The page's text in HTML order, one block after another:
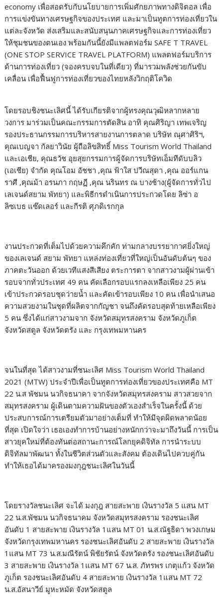
economy เพื่อสอดรับกับนโยบายการเพิ่มศักยภาพทางดิจิตอล เพื่อ
การแข่งขันทางเศรษฐกิจของประเทศ และมาเป็นทูตการท่องเที่ยวใน
แต่ละจังหวัด ส่งเสริมและสนับสนุนภาคเศรษฐกิจและการท่องเที่ยว
ให้ชุมชนของตนเอง พร้อมกันนี้ยังมีแพลตฟอร์ม SAFE T TRAVEL
(ONE STOP SERVICE TRAVEL PLATFORM) แพลตฟอร์มบริการ
ด้านการท่องเที่ยว (จองครบจบในที่เดียว) ที่มารวมพลังช่วยกันขับ
เคลื่อน เพื่อฟื้นฟูการท่องเที่ยวของไทยหลังวิกฤติโควิด
โดยรอบชิงชนะเลิศนี้ ได้รับเกียรติจากผู้ทรงคุณวุฒิหลากหลาย
วงการ มาร่วมเป็นคณะกรรมการตัดสิน อาทิ คุณศิริญา เทพเจริญ
รองประธานกรรมการบริหารสายงานการตลาด บริษัท ณุศาศิริฯ,
คุณเบญจา กัลยาวินัย ผู้ถือลิขสิทธิ์ Miss Tourism World Thailand
และเอเชีย, คุณธวัช อุยสุยกรรมการผู้จัดการบริษัทเอ็มทีดับบลิว
(เอเชีย) จำกัด คุณโอม อัชชา ,คุณ ฟ้าใส ปวีณสุดา ,คุณ ออร์แกน
ราศี ,คุณม้า อรนภา กฤษฏี ,คุณ นรินทร ณ บางช้าง(ผู้จัดการทั่วไป
เลเจนด์สยาม พัทยา) และพิธีกรดำเนินการประกวดโดย ลิซ่า อ
ลิซเบธ แซ๊ดเลอร์ และกีรติ ศุภดิเรกกุล
งานประกวดที่เต็มไปด้วยความคึกคัก ท่ามกลางบรรยากาศยิ่งใหญ่
ของเลเจนด์ สยาม พัทยา แหล่งท่องเที่ยวที่ใหญ่เป็นอันดับต้นๆ ของ
ภาคตะวันออก ด้วยเวทีแสงสีเสียง ตระการตา จากสาวงามผู้ผ่านเข้า
รอบจากทั่วประเทศ 49 คน คัดเลือกรอบแรกลงเหลือเพียง 25 คน
เข้าประกวดรอบชุดว่ายน้ำ และคัดเข้ารอบเพียง 10 คน เพื่อนำเสนอ
ความสวยงามในชุดที่ผลิตจากกัญชา จนถึงคัดรอบสุดท้ายเหลือเพียง
5 คน ซึ่งได้แก่สาวงามจาก จังหวัดสมุทรสงคราม จังหวัดภูเก็ต
จังหวัดสตูล จังหวัดตรัง และ กรุงเทพมหานคร
จนในที่สุด ได้สาวงามที่ชนะเลิศ Miss Tourism World Thailand
2021 (MTW) ประจำปีเพื่อเป็นทูตการท่องเที่ยวของประเทศคือ MT
22 น.ส พัชมน นวกิจธนาคา จากจังหวัดสมุทรสงคราม สาวสวยจาก
สมุทรสงคราม ผู้เดินตามความฝันของตัวเองสำเร็จในครั้งนี้ ด้วย
ประสบการณ์การเตรียมตัวมาอย่างเต็มที่ ทำให้มีจุดผิดพลาดน้อย
ที่สุด เปิดใจว่า เธอเองทำการบ้านอย่างหนักกว่าจะมาถึงวันนี้ การเป็น
สาวยุคใหม่ที่ต้องทันต่อสถานะการณ์โลกยุคดิจิทัล การนำระบบ
ดิจิทัลมาพัฒนา ทั้งในชีวิตส่วนตัวและสังคม ต้องเดินไปควบคู่กัน
ทำให้เธอได้มาครองมงกุฎชนะเลิศในวันนี้
โดยรางวัลชนะเลิศ จะได้ มงกุฎ สายสะพาย เงินรางวัล 5 แสน MT
22 น.ส.พัชมน นวกิจธนาคม จังหวัดสมุทรสงคราม รองชนะเลิศ
อันดับ 1 สายสะพาย เงินรางวัล 1แสน MT 01 น.ส.ณัฐธิดา พวงเกษม
จังหวัดกรุงเทพมหานคร รองชนะเลิศอันดับ 2 สายสะพาย เงินรางวัล
1แสน MT 73 น.ส.มณีรัตน์ พิชัยรัตน์ จังหวัดตรัง รองชนะเลิศอันดับ
3 สายสะพาย เงินรางวัล 1แสน MT 67 น.ส. ภัทรพร เกตุแก้ว จังหวัด
ภูเก็ต รองชนะเลิศอันดับ 4 สายสะพาย เงินรางวัล 1แสน MT 72
น.ส.อัสนาวีย์ มูหะหมัด จังหวัดสตูล